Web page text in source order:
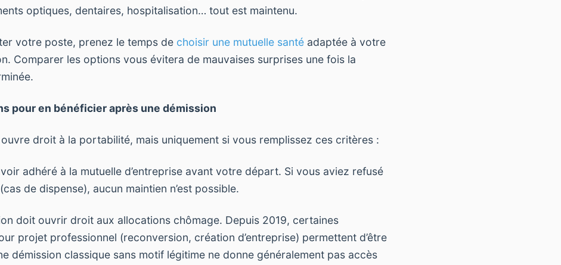
optiques, dentaires, hospitalisation… tout est maintenu.
votre poste, prenez le temps de choisir une mutuelle santé adaptée à votre
Comparer les options vous évitera de mauvaises surprises une fois la
pour en bénéficier après une démission
droit à la portabilité, mais uniquement si vous remplissez ces critères :
adhéré à la mutuelle d’entreprise avant votre départ. Si vous aviez refusé
de dispense), aucun maintien n’est possible.
doit ouvrir droit aux allocations chômage. Depuis 2019, certaines
projet professionnel (reconversion, création d’entreprise) permettent d’être
démission classique sans motif légitime ne donne généralement pas accès